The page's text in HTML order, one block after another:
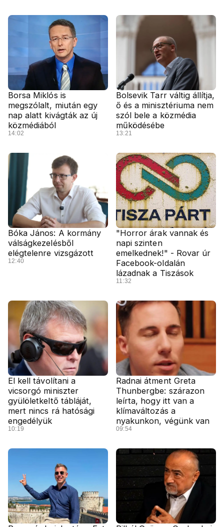
Borsa Miklós is
megszólalt, miután egy
nap alatt kivágták az új
közmédiából
14:02
Bolsevik Tarr váltig állítja,
ő és a minisztériuma nem
szól bele a közmédia
működésébe
13:21
Bóka János: A kormány
válságkezelésből
elégtelenre vizsgázott
12:40
"Horror árak vannak és
napi szinten
emelkednek!" - Rovar úr
Facebook-oldalán
lázadnak a Tiszások
11:32
El kell távolítani a
vicsorgó miniszter
gyülöletkeltő tábláját,
mert nincs rá hatósági
engedélyük
10:19
Radnai átment Greta
Thunbergbe: szárazon
leírta, hogy itt van a
klímaváltozás a
nyakunkon, végünk van
09:54